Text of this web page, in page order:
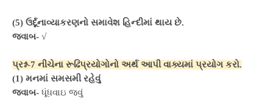
(5) ઉર્દૂનાવ્યાકરણનો સમાવેશ હિન્દીમાં થાય છે.
જવાબ- √
પ્રશ્ન-7 નીચેના રૂઢિપ્રયોગોનો અર્થ આપી વાક્યમાં પ્રયોગ કરો.
(1) મનમાં સમસમી રહેવું
જવાબ- ધૂંધવાઇ જવું